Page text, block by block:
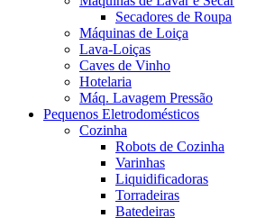
Secadores de Roupa
Máquinas de Loiça
Lava-Loiças
Caves de Vinho
Hotelaria
Máq. Lavagem Pressão
Pequenos Eletrodomésticos
Cozinha
Robots de Cozinha
Varinhas
Liquidificadoras
Torradeiras
Batedeiras